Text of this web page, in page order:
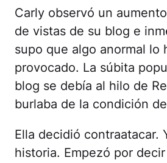
Carly observó un
de vistas de su blog e
supo que algo anormal lo
provocado. La súbita
blog se debía al hilo de
burlaba de la condición
Ella decidió contraatacar.
historia. Empezó por